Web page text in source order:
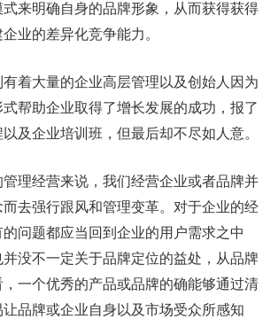
来明确自身的品牌形象，从而获得获得
业的差异化竞争能力。
着大量的企业高层管理以及创始人因为
帮助企业取得了增长发展的成功，报了
及企业培训班，但最后却不尽如人意。
理经营来说，我们经营企业或者品牌并
去强行跟风和管理变革。对于企业的经
问题都应当回到企业的用户需求之中
没不一定关于品牌定位的益处，从品牌
一个优秀的产品或品牌的确能够通过清
品牌或企业自身以及市场受众所感知